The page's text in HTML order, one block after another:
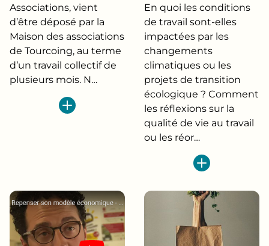
Associations, vient
d’être déposé par la
Maison des associations
de Tourcoing, au terme
d’un travail collectif de
plusieurs mois. N…
En quoi les conditions
de travail sont-elles
impactées par les
changements
climatiques ou les
projets de transition
écologique ? Comment
les réflexions sur la
qualité de vie au travail
ou les réor…